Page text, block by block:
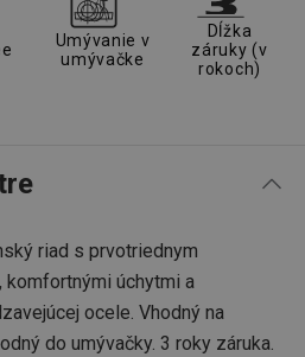
Umývanie v
umývačke
Dĺžka
záruky (v
rokoch)
riad s prvotriednym
komfortnými úchytmi a
ocele. Vhodný na
do umývačky. 3 roky záruka.